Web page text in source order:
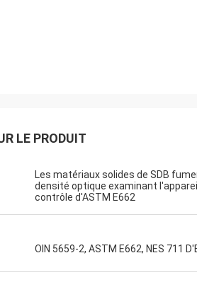
M.
d'essai,
LE PRODUIT
Les matériaux solides de SDB
densité optique examinant
contrôle d'ASTM E662
OIN 5659-2, ASTM E662, NES 711